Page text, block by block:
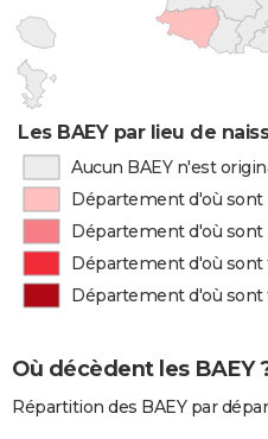
Les BAEY par lieu de
Aucun BAEY n'est
Département d'où sont
Département d'où sont
Département d'où sont
Département d'où sont
Où décèdent les BAEY
Répartition des BAEY par